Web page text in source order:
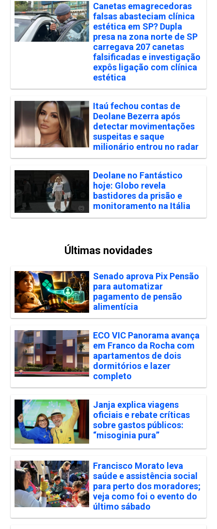
Canetas emagrecedoras
falsas abasteciam clínica
estética em SP? Dupla
presa na zona norte de SP
carregava 207 canetas
falsificadas e investigação
expôs ligação com clínica
estética
Itaú fechou contas de
Deolane Bezerra após
detectar movimentações
suspeitas e saque
milionário entrou no radar
Deolane no Fantástico
hoje: Globo revela
bastidores da prisão e
monitoramento na Itália
Últimas novidades
Senado aprova Pix Pensão
para automatizar
pagamento de pensão
alimentícia
ECO VIC Panorama avança
em Franco da Rocha com
apartamentos de dois
dormitórios e lazer
completo
Janja explica viagens
oficiais e rebate críticas
sobre gastos públicos:
“misoginia pura”
Francisco Morato leva
saúde e assistência social
para perto dos moradores;
veja como foi o evento do
último sábado